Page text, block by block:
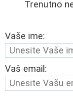
Trenutno
Vaše ime:
Vaš email: